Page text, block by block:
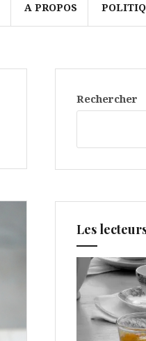
A PROPOS
Rechercher
Les